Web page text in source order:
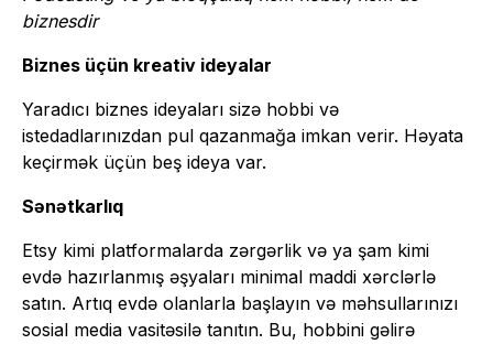
biznesdir
Biznes üçün kreativ ideyalar
Yaradıcı biznes ideyaları sizə hobbi və
istedadlarınızdan pul qazanmağa imkan verir. Həyata
keçirmək üçün beş ideya var.
Sənətkarlıq
Etsy kimi platformalarda zərgərlik və ya şam kimi
evdə hazırlanmış əşyaları minimal maddi xərclərlə
satın. Artıq evdə olanlarla başlayın və məhsullarınızı
sosial media vasitəsilə tanıtın. Bu, hobbini gəlirə